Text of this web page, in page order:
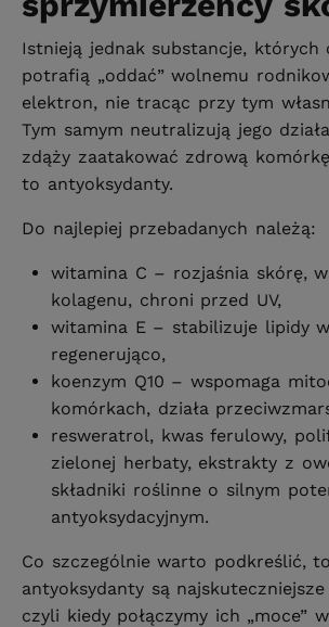
Istnieją jednak substancje, których
potrafią „oddać” wolnemu
elektron, nie tracąc przy tym
Tym samym neutralizują jego
zdąży zaatakować zdrową
to antyoksydanty.
Do najlepiej przebadanych należą:
witamina C – rozjaśnia skórę,
kolagenu, chroni przed UV,
witamina E – stabilizuje lipidy
regenerująco,
koenzym Q10 – wspomaga
komórkach, działa
resweratrol, kwas ferulowy,
zielonej herbaty, ekstrakty z
składniki roślinne o silnym
antyoksydacyjnym.
Co szczególnie warto podkreślić,
antyoksydanty są
czyli kiedy połączymy ich „moce”